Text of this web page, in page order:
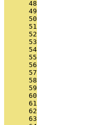
      48
      49
      50
      51
      52
      53
      54
      55
      56
      57
      58
      59
      60
      61
      62
      63